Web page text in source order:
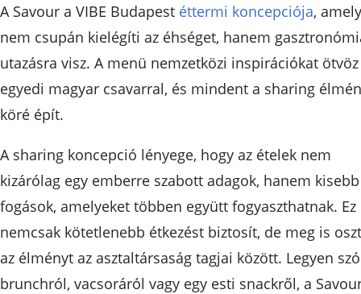
A Savour a VIBE Budapest éttermi koncepciója, amely
nem csupán kielégíti az éhséget, hanem
utazásra visz. A menü nemzetközi inspirációkat ötvöz
egyedi magyar csavarral, és mindent a sharing
köré épít.
A sharing koncepció lényege, hogy az ételek nem
kizárólag egy emberre szabott adagok, hanem kisebb
fogások, amelyeket többen együtt fogyaszthatnak. Ez
nemcsak kötetlenebb étkezést biztosít, de meg is
az élményt az asztaltársaság tagjai között. Legyen szó
brunchról, vacsoráról vagy egy esti snackről, a